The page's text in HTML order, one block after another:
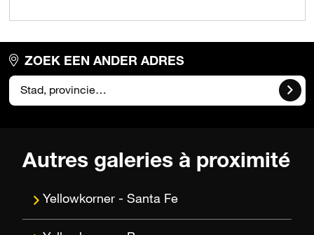
ZOEK EEN ANDER ADRES
Autres galeries à proximité
Santa Fe